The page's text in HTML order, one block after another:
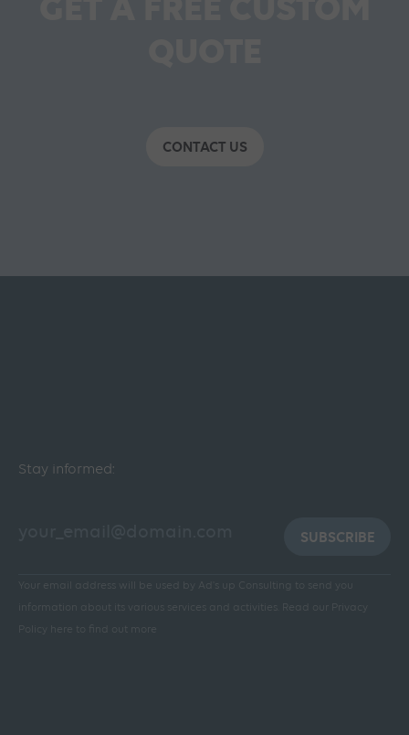
CONTACT US
Stay informed:
SUBSCRIBE
Your email address will be used by Ad's up Consulting to send you
information about its various services and activities.
Read our Privacy
Policy here to find out more